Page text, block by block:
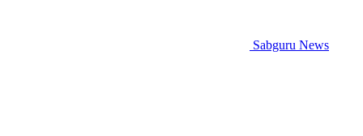
Sabguru News